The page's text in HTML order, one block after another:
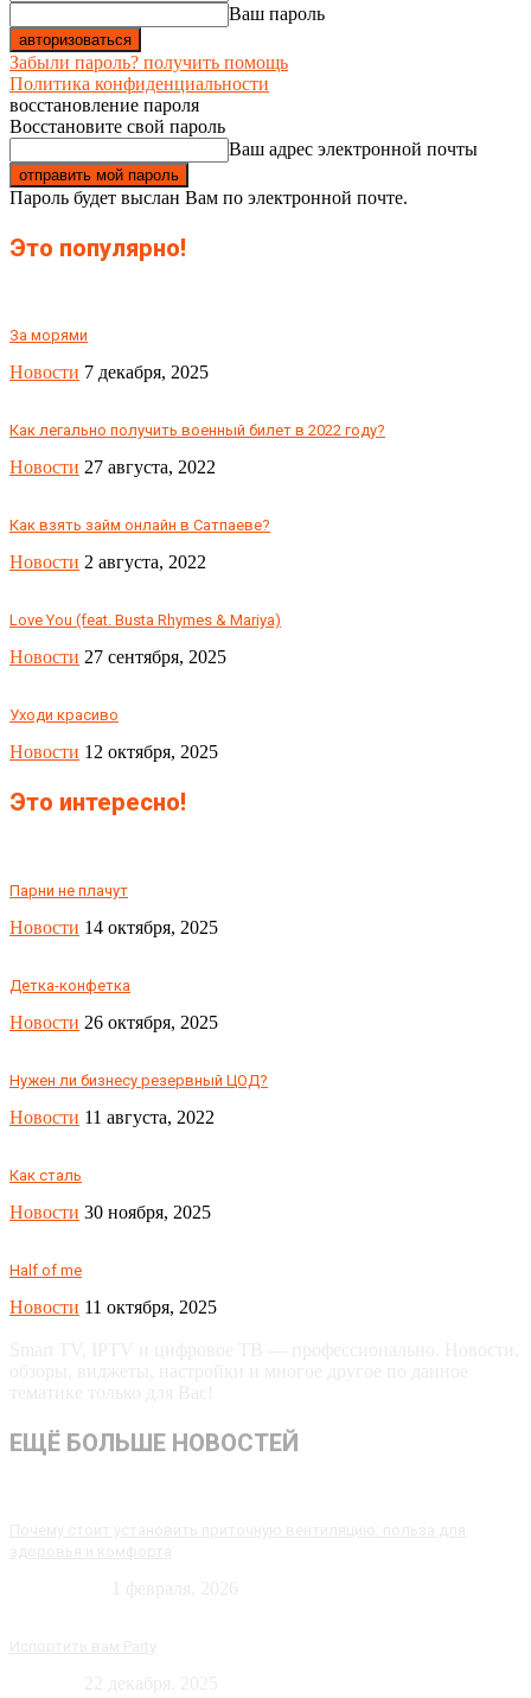
Ваш пароль
Забыли пароль? получить помощь
Политика конфиденциальности
восстановление пароля
Восстановите свой пароль
Ваш адрес электронной почты
Пароль будет выслан Вам по электронной почте.
Это популярно!
За морями
Новости 7 декабря, 2025
Как легально получить военный билет в 2022 году?
Новости 27 августа, 2022
Как взять займ онлайн в Сатпаеве?
Новости 2 августа, 2022
Love You (feat. Busta Rhymes & Mariya)
Новости 27 сентября, 2025
Уходи красиво
Новости 12 октября, 2025
Это интересно!
Парни не плачут
Новости 14 октября, 2025
Детка-конфетка
Новости 26 октября, 2025
Нужен ли бизнесу резервный ЦОД?
Новости 11 августа, 2022
Как сталь
Новости 30 ноября, 2025
Half of me
Новости 11 октября, 2025
ЕЩЁ БОЛЬШЕ НОВОСТЕЙ